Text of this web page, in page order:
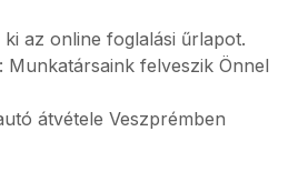
ki az online foglalási űrlapot.
: Munkatársaink felveszik Önnel
átvétele Veszprémben